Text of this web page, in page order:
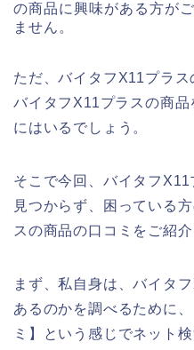
の商品に興味がある方が
ません。
ただ、バイタフX11プラス
バイタフX11プラスの商
にはいるでしょう。
そこで今回、バイタフ
見つからず、困っている
スの商品の口コミをご紹
まず、私自身は、バイタ
あるのかを調べるために
ミ】という感じでネット